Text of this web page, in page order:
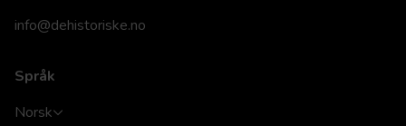
info@dehistoriske.no
Språk
Norsk